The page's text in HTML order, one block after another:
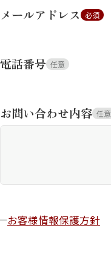
メールアドレス 必須
電話番号 任意
お問い合わせ内容 任意
お客様情報保護方針